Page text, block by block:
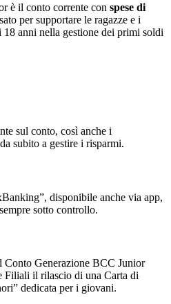
è il conto corrente con spese di
per supportare le ragazze e i
anni nella gestione dei primi soldi
sul conto, così anche i
subito a gestire i risparmi.
disponibile anche via app,
sotto controllo.
Generazione BCC Junior
Filiali il rilascio di una Carta di
dedicata per i giovani.